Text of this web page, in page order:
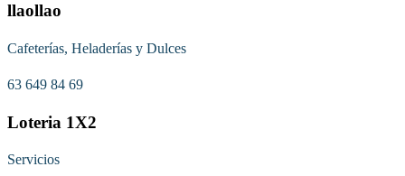
llaollao
Cafeterías, Heladerías y Dulces
63 649 84 69
Loteria 1X2
Servicios